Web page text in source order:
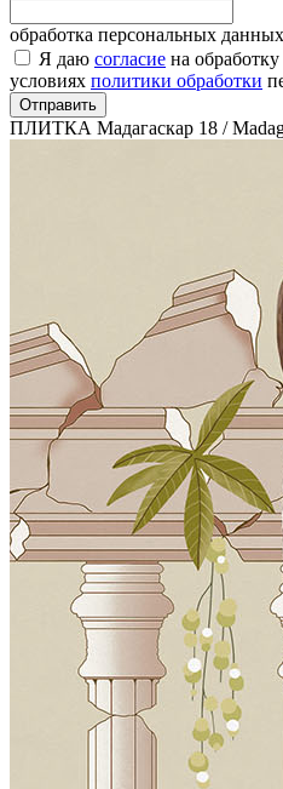
обработка персональных данных
Я даю согласие на
условиях политики обработки
Отправить
ПЛИТКА Мадагаскар 18 /